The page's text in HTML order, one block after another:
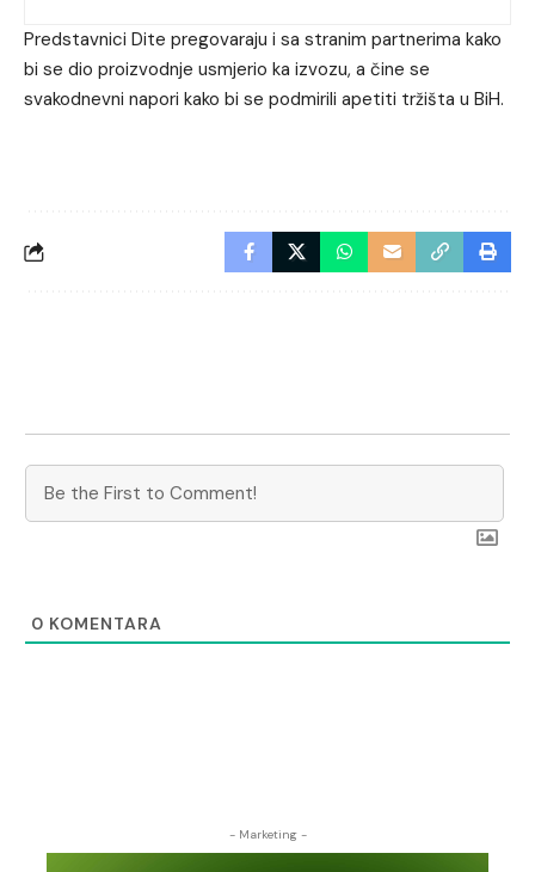
Predstavnici Dite pregovaraju i sa stranim partnerima kako
bi se dio proizvodnje usmjerio ka izvozu, a čine se
svakodnevni napori kako bi se podmirili apetiti tržišta u BiH.
0 KOMENTARA
- Marketing -